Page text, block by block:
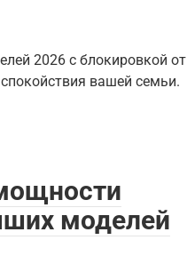
2026 с блокировкой от
вашей семьи.
моделей